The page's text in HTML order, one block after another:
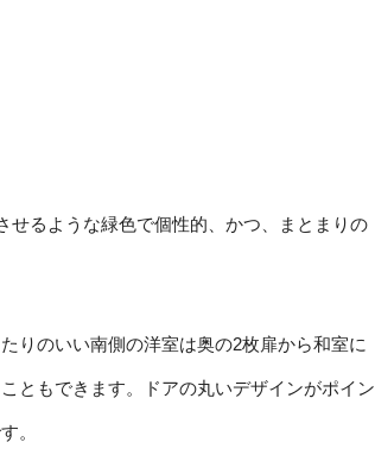
せるような緑色で個性的、かつ、まとまりの
りのいい南側の洋室は奥の2枚扉から和室に
こともできます。ドアの丸いデザインがポイン
。